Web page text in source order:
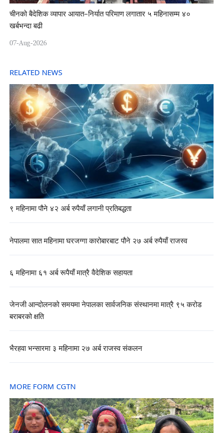
चीनको बैदेशिक व्यापार आयात–निर्यात परिमाण लगातार ५ महिनासम्म ४०
खर्बभन्दा बढी
07-Aug-2026
RELATED NEWS
९ महिनामा पौने ४२ अर्ब रुपैयाँ लगानी प्रतिबद्धता
नेपालमा सात महिनामा घरजग्गा कारोबारबाट पौने २७ अर्ब रुपैयाँ राजस्व
६ महिनामा ६१ अर्ब रूपैयाँ मात्रै वैदेशिक सहायता
जेनजी आन्दोलनको समयमा नेपालका सार्वजनिक संस्थानमा मात्रै ९५ करोड
बराबरको क्षति
भैरहवा भन्सारमा ३ महिनामा २७ अर्ब राजस्व संकलन
MORE FORM CGTN